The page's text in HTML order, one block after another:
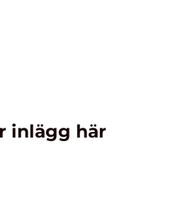
inlägg här